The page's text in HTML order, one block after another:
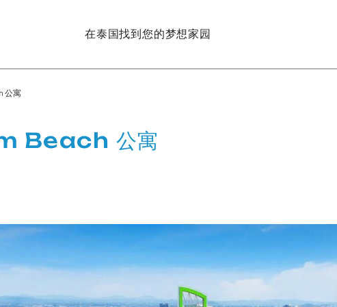
在泰国找到您的梦想家园
公寓
Beach 公寓